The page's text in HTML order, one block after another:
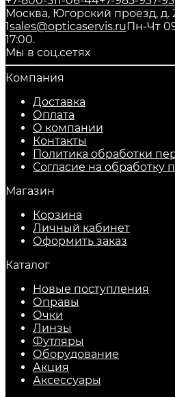
Москва, Югорский проезд, д.
1sales@opticaservis.ruПн-Чт
17:00.
Мы в соц.сетях
Компания
Доставка
Оплата
О компании
Контакты
Политика обработки
Согласие на обработку
Магазин
Корзина
Личный кабинет
Оформить заказ
Каталог
Новые поступления
Оправы
Очки
Линзы
Футляры
Оборудование
Акция
Аксессуары